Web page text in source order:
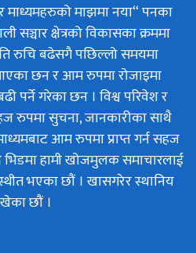
माध्यमहरुको माझमा नया“ पनका
सञ्चार क्षेत्रको विकासका क्रममा
रुचि बढेसगै पछिल्लो समयमा
छन र आम रुपमा रोजाइमा
पर्ने गरेका छन । विश्व परिवेश र
रुपमा सुचना, जानकारीका साथै
आम रुपमा प्राप्त गर्न सहज
हामी खोजमुलक समाचारलाई
भएका छौं । खासगरेर स्थानिय
छौं ।